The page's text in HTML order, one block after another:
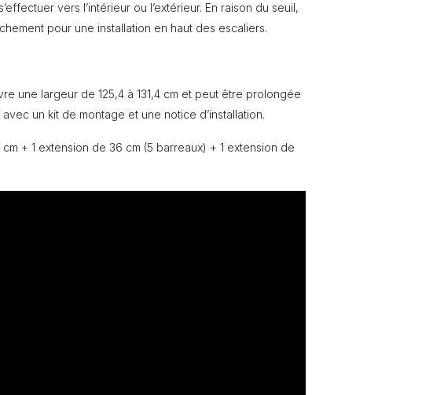
vers l’intérieur ou l’extérieur. En raison du seuil,
pour une installation en haut des escaliers.
une largeur de 125,4 à 131,4 cm et peut être prolongée
avec un kit de montage et une notice d’installation.
+ 1 extension de 36 cm (5 barreaux) + 1 extension de